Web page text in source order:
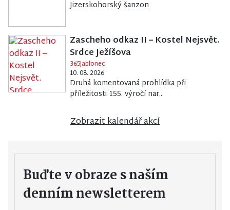
Jizerskohorský šanzon
Zascheho odkaz II – Kostel Nejsvět.
Srdce Ježíšova
365Jablonec
10. 08. 2026
Druhá komentovaná prohlídka při
příležitosti 155. výročí nar...
Zobrazit kalendář akcí
Buďte v obraze s naším
denním newsletterem